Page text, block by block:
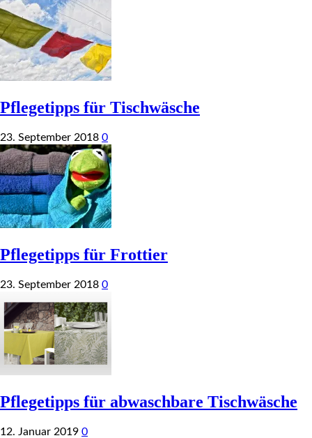
Pflegetipps für Tischwäsche
23. September 2018 0
Pflegetipps für Frottier
23. September 2018 0
Pflegetipps für abwaschbare Tischwäsche
12. Januar 2019 0